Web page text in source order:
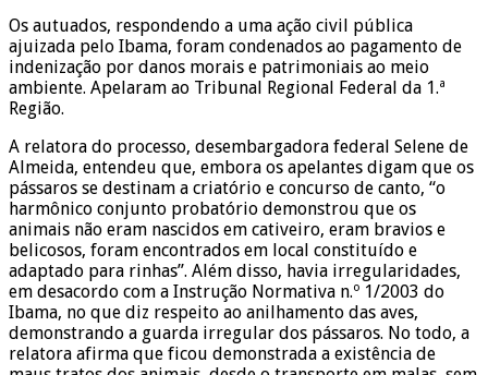
Os autuados, respondendo a uma ação civil pública
ajuizada pelo Ibama, foram condenados ao pagamento de
indenização por danos morais e patrimoniais ao meio
ambiente. Apelaram ao Tribunal Regional Federal da 1.ª
Região.
A relatora do processo, desembargadora federal Selene de
Almeida, entendeu que, embora os apelantes digam que os
pássaros se destinam a criatório e concurso de canto, “o
harmônico conjunto probatório demonstrou que os
animais não eram nascidos em cativeiro, eram bravios e
belicosos, foram encontrados em local constituído e
adaptado para rinhas”. Além disso, havia irregularidades,
em desacordo com a Instrução Normativa n.º 1/2003 do
Ibama, no que diz respeito ao anilhamento das aves,
demonstrando a guarda irregular dos pássaros. No todo, a
relatora afirma que ficou demonstrada a existência de